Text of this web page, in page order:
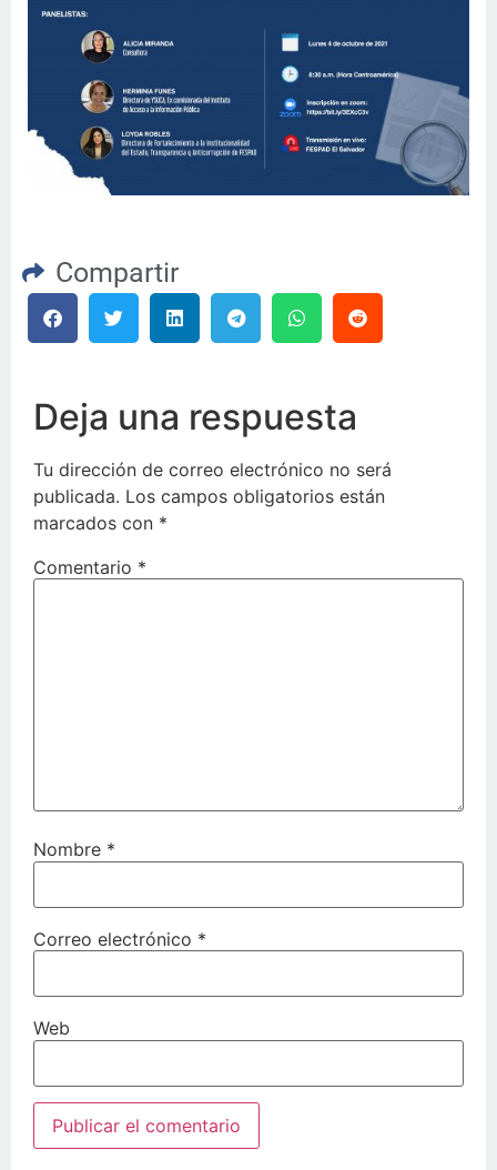
Compartir
Deja una respuesta
Tu dirección de correo electrónico no será
publicada. Los campos obligatorios están
marcados con *
Comentario *
Nombre *
Correo electrónico *
Web